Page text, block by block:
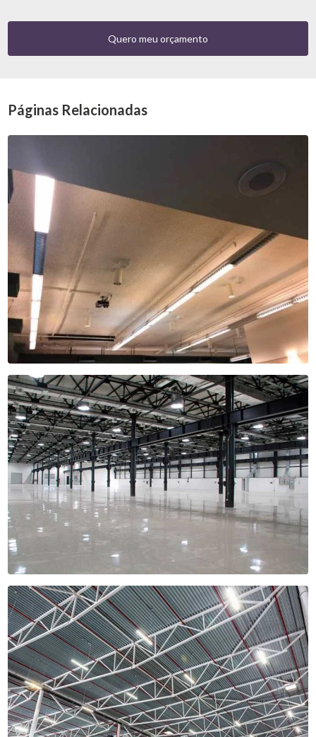
Quero meu orçamento
Páginas Relacionadas